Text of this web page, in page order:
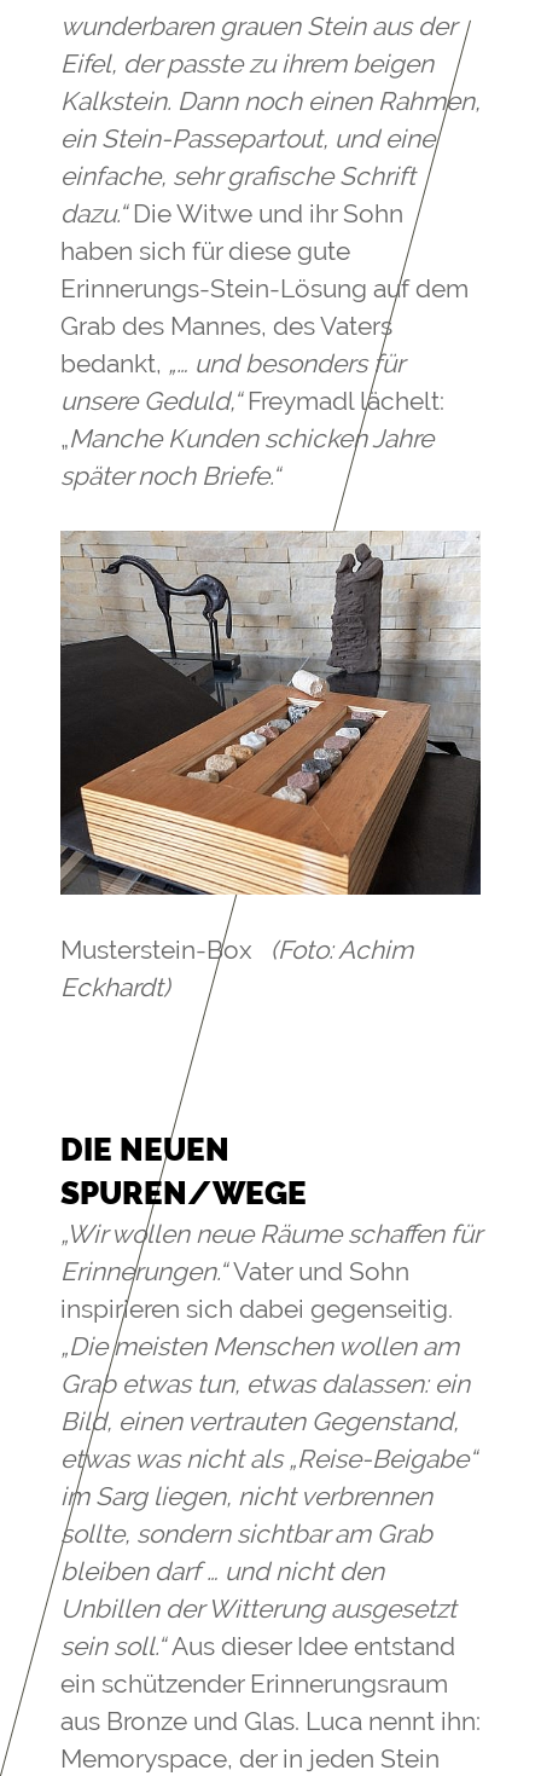
wunderbaren grauen Stein aus der
Eifel, der passte zu ihrem beigen
Kalkstein. Dann noch einen Rahmen,
ein Stein-Passepartout, und eine
einfache, sehr grafische Schrift
dazu.“Die Witwe und ihr Sohn
haben sich für diese gute
Erinnerungs-Stein-Lösung auf dem
Grab des Mannes, des Vaters
bedankt, „… und besonders für
unsere Geduld,“ Freymadl lächelt:
„Manche Kunden schicken Jahre
später noch Briefe.“
Musterstein-Box (Foto: Achim
Eckhardt)
DIE NEUEN
SPUREN/WEGE
„Wir wollen neue Räume schaffen für
Erinnerungen.“Vater und Sohn
inspirieren sich dabei gegenseitig.
„Die meisten Menschen wollen am
Grab etwas tun, etwas dalassen: ein
Bild, einen vertrauten Gegenstand,
etwas was nicht als „Reise-Beigabe“
im Sarg liegen, nicht verbrennen
sollte, sondern sichtbar am Grab
bleiben darf … und nicht den
Unbillen der Witterung ausgesetzt
sein soll.“Aus dieser Idee entstand
ein schützender Erinnerungsraum
aus Bronze und Glas. Luca nennt ihn:
Memoryspace, der in jeden Stein